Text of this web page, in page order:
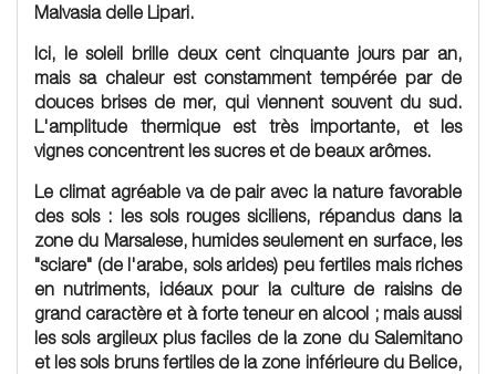
Malvasia delle Lipari.
Ici, le soleil brille deux cent cinquante jours par an,
mais sa chaleur est constamment tempérée par de
douces brises de mer, qui viennent souvent du sud.
L'amplitude thermique est très importante, et les
vignes concentrent les sucres et de beaux arômes.
Le climat agréable va de pair avec la nature favorable
des sols : les sols rouges siciliens, répandus dans la
zone du Marsalese, humides seulement en surface, les
"sciare" (de l'arabe, sols arides) peu fertiles mais riches
en nutriments, idéaux pour la culture de raisins de
grand caractère et à forte teneur en alcool ; mais aussi
les sols argileux plus faciles de la zone du Salemitano
et les sols bruns fertiles de la zone inférieure du Belice,